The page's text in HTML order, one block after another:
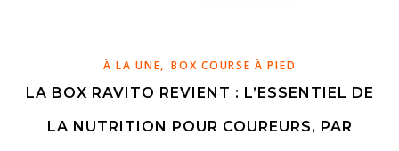
À LA UNE,BOX COURSE À PIED
LA BOX RAVITO REVIENT : L’ESSENTIEL DE
LA NUTRITION POUR COUREURS, PAR